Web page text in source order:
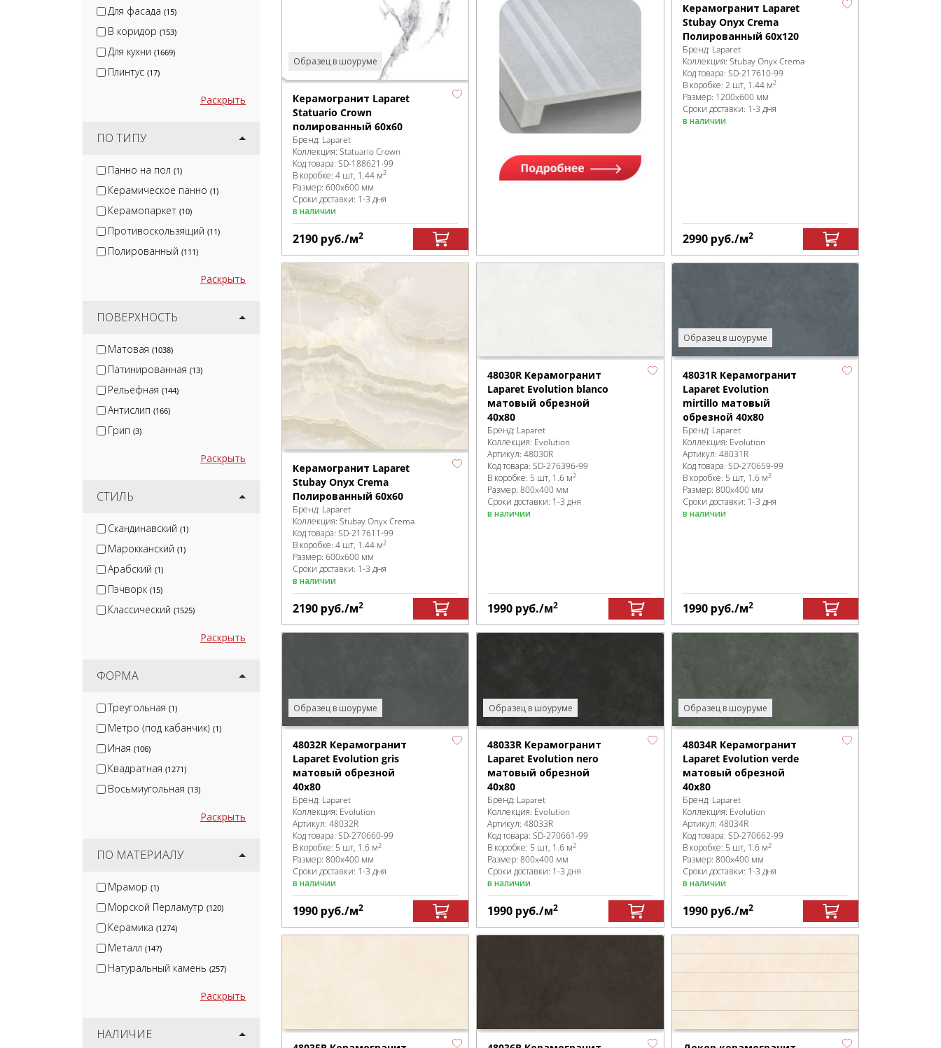
Для фасада (15)
В коридор (153)
Для кухни (1669)
Плинтус (17)
Раскрыть
ПО ТИПУ
Панно на пол (1)
Керамическое панно (1)
Керамопаркет (10)
Противоскользящий (11)
Полированный (111)
Раскрыть
ПОВЕРХНОСТЬ
Матовая (1038)
Патинированная (13)
Рельефная (144)
Антислип (166)
Грип (3)
Раскрыть
СТИЛЬ
Скандинавский (1)
Марокканский (1)
Арабский (1)
Пэчворк (15)
Классический (1525)
Раскрыть
ФОРМА
Треугольная (1)
Метро (под кабанчик) (1)
Иная (106)
Квадратная (1271)
Восьмиугольная (13)
Раскрыть
ПО МАТЕРИАЛУ
Мрамор (1)
Морской Перламутр (120)
Керамика (1274)
Металл (147)
Натуральный камень (257)
Раскрыть
НАЛИЧИЕ
Образец в шоуруме
Керамогранит Laparet
Statuario Crown
полированный 60x60
Бренд: Laparet
Коллекция: Statuario Crown
Код товара: SD-188621-99
В коробке: 4 шт, 1.44 м2
Размер: 600x600 мм
Сроки доставки: 1-3 дня
в наличии
2190 руб./м2
Керамогранит Laparet
Stubay Onyx Crema
Полированный 60х120
Бренд: Laparet
Коллекция: Stubay Onyx Crema
Код товара: SD-217610-99
В коробке: 2 шт, 1.44 м2
Размер: 1200x600 мм
Сроки доставки: 1-3 дня
в наличии
2990 руб./м2
Керамогранит Laparet
Stubay Onyх Crema
Полированный 60х60
Бренд: Laparet
Коллекция: Stubay Onyx Crema
Код товара: SD-217611-99
В коробке: 4 шт, 1.44 м2
Размер: 600x600 мм
Сроки доставки: 1-3 дня
в наличии
2190 руб./м2
48030R Керамогранит
Laparet Evolution blanco
матовый обрезной
40x80
Бренд: Laparet
Коллекция: Evolution
Артикул:48030R
Код товара:SD-276396-99
В коробке: 5 шт, 1.6 м2
Размер:800x400 мм
Сроки доставки: 1-3 дня
в наличии
1990 руб./м2
Образец в шоуруме
48031R Керамогранит
Laparet Evolution
mirtillo матовый
обрезной 40x80
Бренд: Laparet
Коллекция: Evolution
Артикул: 48031R
Код товара: SD-270659-99
В коробке: 5 шт, 1.6 м2
Размер: 800x400 мм
Сроки доставки: 1-3 дня
в наличии
1990 руб./м2
Образец в шоуруме
48032R Керамогранит
Laparet Evolution gris
матовый обрезной
40x80
Бренд: Laparet
Коллекция: Evolution
Артикул: 48032R
Код товара: SD-270660-99
В коробке: 5 шт, 1.6 м2
Размер: 800x400 мм
Сроки доставки: 1-3 дня
в наличии
1990 руб./м2
Образец в шоуруме
48033R Керамогранит
Laparet Evolution nero
матовый обрезной
40x80
Бренд: Laparet
Коллекция: Evolution
Артикул:48033R
Код товара:SD-270661-99
В коробке: 5 шт, 1.6 м2
Размер:800x400 мм
Сроки доставки: 1-3 дня
в наличии
1990 руб./м2
Образец в шоуруме
48034R Керамогранит
Laparet Evolution verde
матовый обрезной
40x80
Бренд: Laparet
Коллекция: Evolution
Артикул: 48034R
Код товара: SD-270662-99
В коробке: 5 шт, 1.6 м2
Размер: 800x400 мм
Сроки доставки: 1-3 дня
в наличии
1990 руб./м2